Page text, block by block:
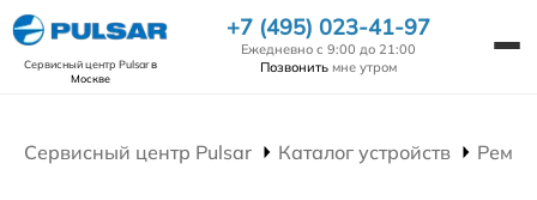
Сервисный центр Pulsarв
Москве
+7 (495) 023-41-97
Ежедневно с 9:00 до 21:00
Позвонить мне утром
Сервисный центр Pulsar Каталог устройств